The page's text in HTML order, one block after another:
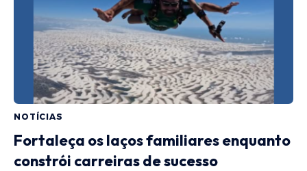
NOTÍCIAS
Fortaleça os laços familiares enquanto
constrói carreiras de sucesso